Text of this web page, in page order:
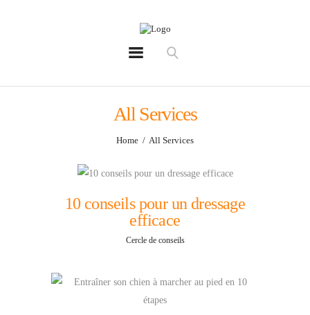
All Services
Home All Services
Perdrioles
Élevage de chien de chasse épagneul français french spaniel breeder
Contactez-nous pour plus
d’informations
Chasse/Pêche
10 conseils pour un dressage
efficace
Cercle de conseils